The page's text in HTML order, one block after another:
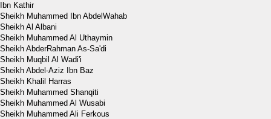
Ibn Kathir
Sheikh Muhammed Ibn AbdelWahab
Sheikh Al Albani
Sheikh Muhammed Al Uthaymin
Sheikh AbderRahman As-Sa'di
Sheikh Muqbil Al Wadi'i
Sheikh Abdel-Aziz Ibn Baz
Sheikh Khalil Harras
Sheikh Muhammed Shanqiti
Sheikh Muhammed Al Wusabi
Sheikh Muhammed Ali Ferkous